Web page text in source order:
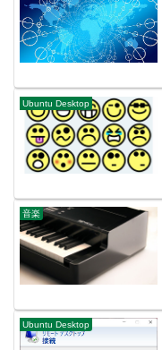
Ubuntu Desktop
音楽
Ubuntu Desktop